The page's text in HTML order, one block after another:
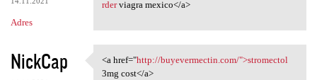
Adres
rderviagra mexico</a>
NickCap <a href="http://buyevermectin
<a href="http://buyevermectin.com/">stromectol
3mg cost</a>